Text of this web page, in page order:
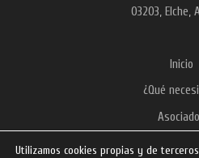
03203, Elche,
Inicio
¿Qué
Utilizamos cookies propias y de